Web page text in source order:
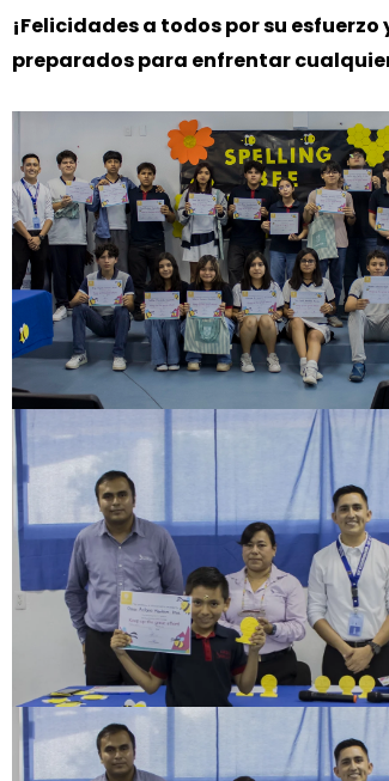
¡Felicidades a todos por su
preparados para enfrentar